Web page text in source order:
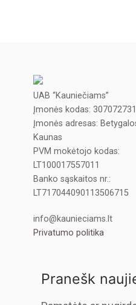
UAB “Kauniečiams”
Įmonės kodas: 307072731
Įmonės adresas:
Kaunas
PVM mokėtojo kodas:
LT100017557011
Banko sąskaitos nr.:
LT717044090113506715
info@kaunieciams.lt
Privatumo politika
Pranešk